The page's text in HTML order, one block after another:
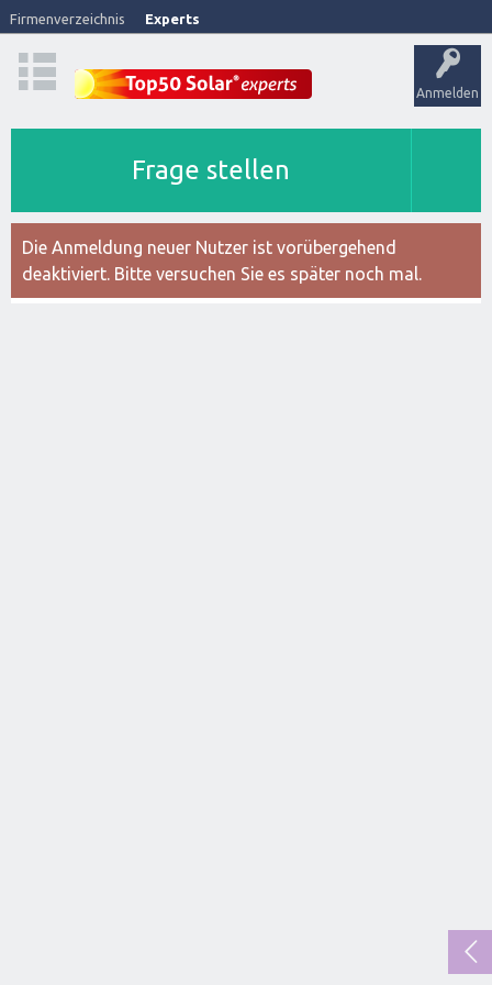
Firmenverzeichnis Experts
Anmelden
Frage stellen
Die Anmeldung neuer Nutzer ist vorübergehend
deaktiviert. Bitte versuchen Sie es später noch mal.